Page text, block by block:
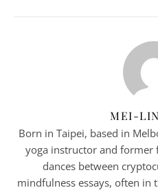
MEI-
Born in Taipei, based in
yoga instructor and former
dances between
mindfulness essays, often in